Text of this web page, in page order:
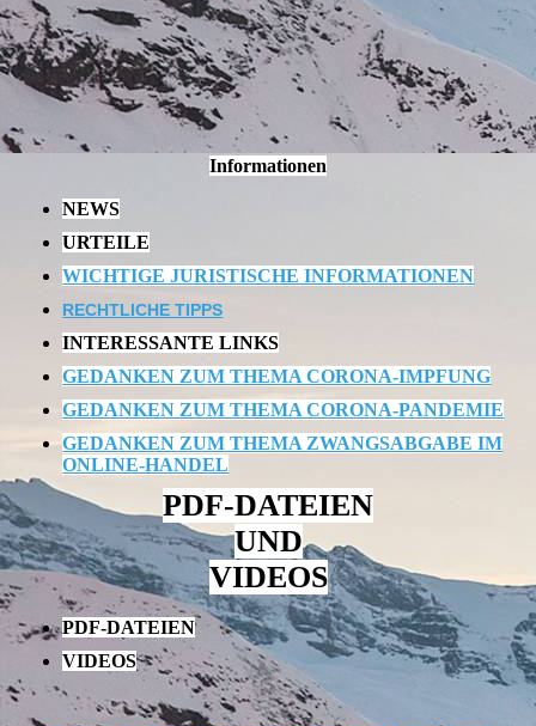
Informationen
NEWS
URTEILE
WICHTIGE JURISTISCHE INFORMATIONEN
RECHTLICHE TIPPS
INTERESSANTE LINKS
GEDANKEN ZUM THEMA CORONA-IMPFUNG
GEDANKEN ZUM THEMA CORONA-PANDEMIE
GEDANKEN ZUM THEMA ZWANGSABGABE IM
ONLINE-HANDEL
PDF-DATEIEN
UND
VIDEOS
PDF-DATEIEN
VIDEOS